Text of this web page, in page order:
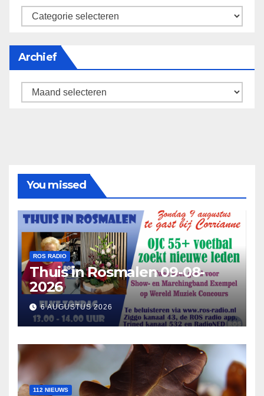
categorieën
Archief
Archief
You missed
ROS RADIO
Thuis in Rosmalen 09-08-
2026
6 AUGUSTUS 2026
112 NIEUWS